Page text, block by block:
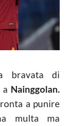
bravata di
a Nainggolan.
a punire
multa ma